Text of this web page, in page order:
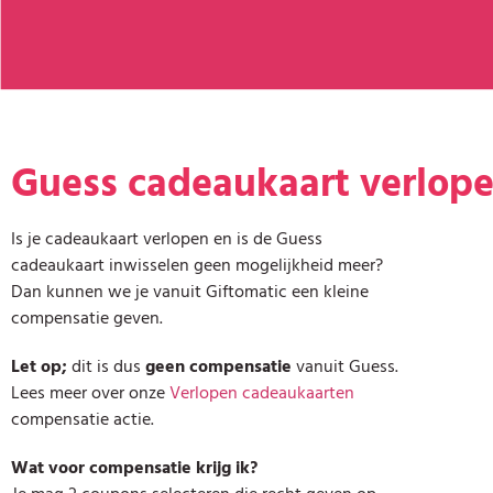
Guess cadeaukaart
Is je cadeaukaart verlopen en is de Guess
cadeaukaart inwisselen geen mogelijkheid meer?
Dan kunnen we je vanuit Giftomatic een kleine
compensatie geven.
Let op;dit is dusgeen compensatievanuit Guess.
Lees meer over onzeVerlopen cadeaukaarten
compensatie actie.
Wat voor compensatie krijg ik?